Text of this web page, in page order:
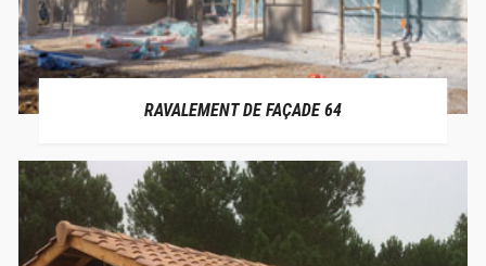
RAVALEMENT DE FAÇADE 64